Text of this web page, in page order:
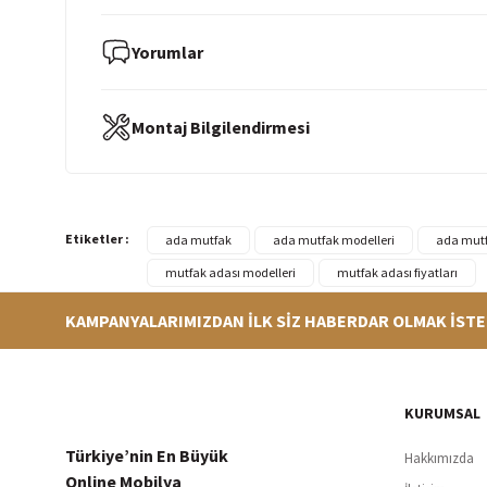
Yorumlar
Montaj Bilgilendirmesi
Etiketler : ada mutfak ada mutfak modelleri ada
mutfak adası modelleri
mutfak adası fiyatları
Siparişleriniz en kısa sürede hazırlanarak kargoya verilir
KAMPANYALARIMIZDAN İLK SİZ HABERDAR OLMAK
Türkiye’nin En Büyük
Online Mobilya
KURUMSAL
Hakkımızda